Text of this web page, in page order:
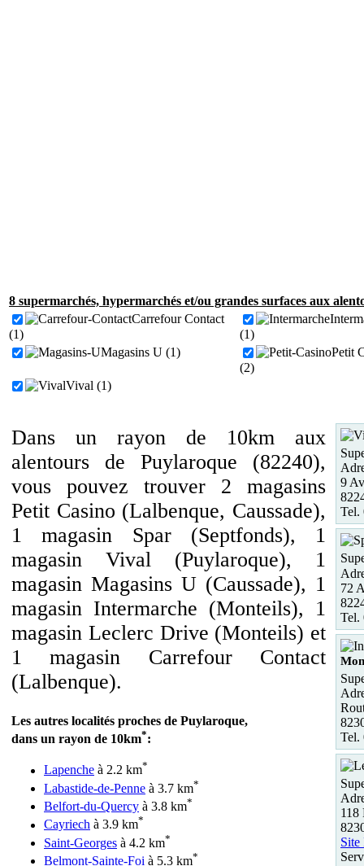
8 supermarchés, hypermarchés et/ou grandes surfaces aux
Carrefour Contact
(1)
(1)
Magasins U (1)
Petit
(2)
Vival (1)
Dans un rayon de 10km aux
alentours de Puylaroque (82240),
vous pouvez trouver 2 magasins
Petit Casino (Lalbenque, Caussade),
1 magasin Spar (Septfonds), 1
magasin Vival (Puylaroque), 1
magasin Magasins U (Caussade), 1
magasin Intermarche (Monteils), 1
magasin Leclerc Drive (Monteils) et
1 magasin Carrefour Contact
(Lalbenque).
Les autres localités proches de Puylaroque,
dans un rayon de 10km*:
Lapenche à 2.2 km*
Labastide-de-Penne à 3.7 km*
Belfort-du-Quercy à 3.8 km*
Cayriech à 3.9 km*
Saint-Georges à 4.2 km*
Belmont-Sainte-Foi à 5.3 km*
9
Tel.
72
Tel.
Tel.
118
Site